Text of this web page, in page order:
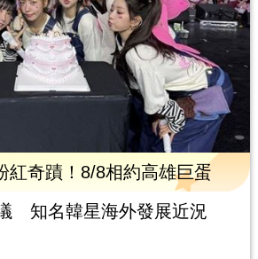
紅奇蹟！8/8相約高雄巨蛋
知名韓星海外發展近況